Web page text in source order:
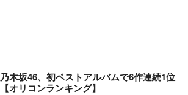
乃木坂46、初ベストアルバムで6作連続1位
【オリコンランキング】